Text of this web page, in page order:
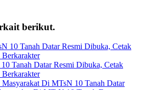
berikut.
Tanah Datar Resmi Dibuka, Cetak
Berkarakter